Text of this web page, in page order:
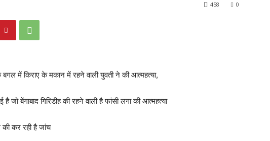
0
458
बगल में किराए के मकान में रहने वाली युवती ने की आत्महत्या,
जो बेंगाबाद गिरिडीह की रहने वाली है फांसी लगा की आत्महत्या
की कर रही है जांच